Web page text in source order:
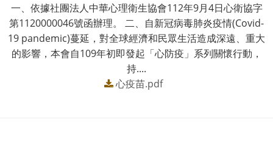
一、依據社團法人中華心理衛生協會112年9月4日心衛協字
第1120000046號函辦理。 二、自新冠病毒肺炎疫情(Covid-
19 pandemic)蔓延，對全球經濟和民眾生活造成深遠、重大
的影響，本會自109年初即發起「心防疫」系列關懷行動，
持....
心疫苗.pdf